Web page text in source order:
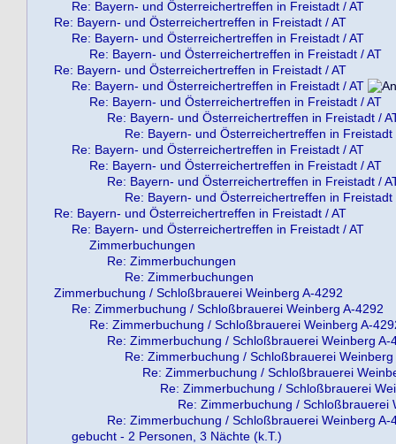
Re: Bayern- und Österreichertreffen in Freistadt / AT
Re: Bayern- und Österreichertreffen in Freistadt / AT
Re: Bayern- und Österreichertreffen in Freistadt / AT
Re: Bayern- und Österreichertreffen in Freistadt / AT
Re: Bayern- und Österreichertreffen in Freistadt / AT
Re: Bayern- und Österreichertreffen in Freistadt / AT
Re: Bayern- und Österreichertreffen in Freistadt / AT
Re: Bayern- und Österreichertreffen in Freistadt /
Re: Bayern- und Österreichertreffen in Freistadt
Re: Bayern- und Österreichertreffen in Freistadt / AT
Re: Bayern- und Österreichertreffen in Freistadt / AT
Re: Bayern- und Österreichertreffen in Freistadt /
Re: Bayern- und Österreichertreffen in Freistadt
Re: Bayern- und Österreichertreffen in Freistadt / AT
Re: Bayern- und Österreichertreffen in Freistadt / AT
Zimmerbuchungen
Re: Zimmerbuchungen
Re: Zimmerbuchungen
Zimmerbuchung / Schloßbrauerei Weinberg A-4292
Re: Zimmerbuchung / Schloßbrauerei Weinberg A-4292
Re: Zimmerbuchung / Schloßbrauerei Weinberg A-
Re: Zimmerbuchung / Schloßbrauerei Weinberg A-
Re: Zimmerbuchung / Schloßbrauerei Weinberg
Re: Zimmerbuchung / Schloßbrauerei
Re: Zimmerbuchung / Schloßbrauerei
Re: Zimmerbuchung / Schloßbrauerei
Re: Zimmerbuchung / Schloßbrauerei Weinberg A-
gebucht - 2 Personen, 3 Nächte (k.T.)